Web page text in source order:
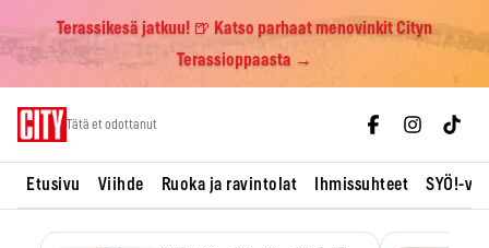
Terassikesä jatkuu! 🍺 Katso parhaat menovinkit Cityn
Terassioppaasta →
Tätä et odottanut
Etusivu Viihde Ruoka ja ravintolat Ihmissuhteet SYÖ!-